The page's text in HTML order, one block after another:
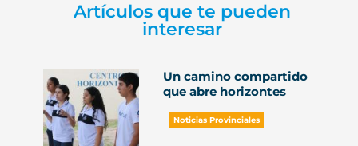
Artículos que te pueden
interesar
Un camino compartido
que abre horizontes
Noticias Provinciales